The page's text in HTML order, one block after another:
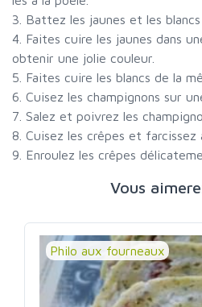
3. Battez les jaunes et les blancs
4. Faites cuire les jaunes dans
obtenir une jolie couleur.
5. Faites cuire les blancs de la
6. Cuisez les champignons sur
7. Salez et poivrez les
8. Cuisez les crêpes et farcissez
9. Enroulez les crêpes
Vous
Philo aux fourneaux